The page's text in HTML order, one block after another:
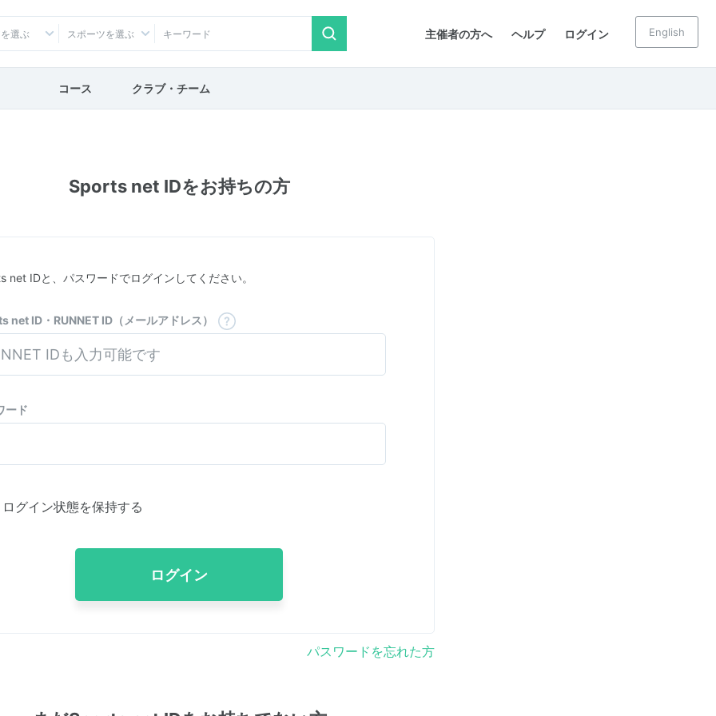
主催者の方へ ヘルプ ログイン
選ぶ スポーツを選ぶ English
コース クラブ・チーム
Sports net IDをお持ちの方
net IDと、パスワードでログインしてください。
net ID・RUNNET ID（メールアドレス）
ード
ログイン状態を保持する
ログイン
パスワードを忘れた方